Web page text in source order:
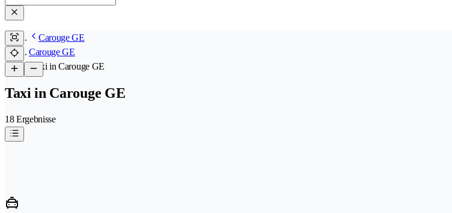
Carouge GE
Carouge GE
/Taxi in Carouge GE
Taxi in Carouge GE
18 Ergebnisse